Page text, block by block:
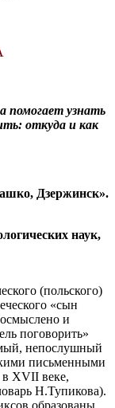
помогает узнать
откуда и как
Дзержинск».
наук,
(польского)
«сын
и
поговорить»
непослушный
письменными
в XVII веке,
Н.Тупикова).
образованы